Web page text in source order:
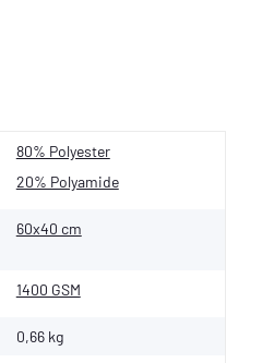
80% Polyester
20% Polyamide
60x40 cm
1400 GSM
0,66 kg